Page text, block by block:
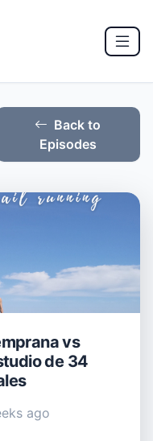
Back to
Episodes
vs
de 34
ago